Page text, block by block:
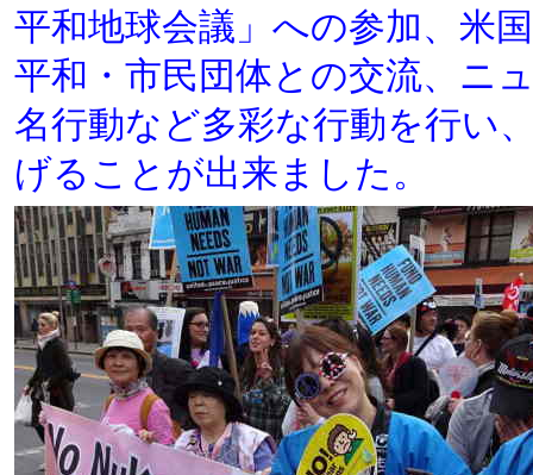
平和地球会議」への参加、米
平和・市民団体との交流、ニ
名行動など多彩な行動を行い
げることが出来ました。